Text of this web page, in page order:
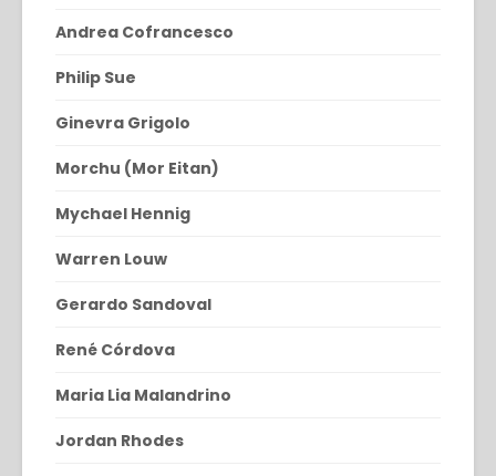
Andrea Cofrancesco
Philip Sue
Ginevra Grigolo
Morchu (Mor Eitan)
Mychael Hennig
Warren Louw
Gerardo Sandoval
René Córdova
Maria Lia Malandrino
Jordan Rhodes